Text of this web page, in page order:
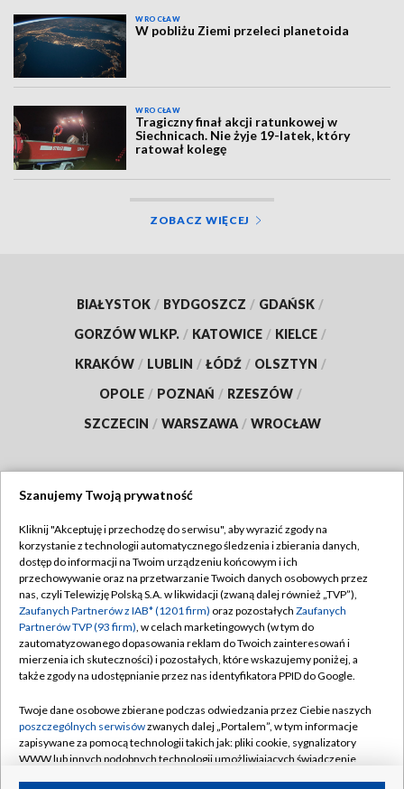
WROCŁAW
W pobliżu Ziemi przeleci planetoida
WROCŁAW
Tragiczny finał akcji ratunkowej w
Siechnicach. Nie żyje 19-latek, który
ratował kolegę
ZOBACZ WIĘCEJ
BIAŁYSTOK / BYDGOSZCZ / GDAŃSK /
GORZÓW WLKP. / KATOWICE / KIELCE /
KRAKÓW / LUBLIN / ŁÓDŹ / OLSZTYN /
OPOLE / POZNAŃ / RZESZÓW /
SZCZECIN / WARSZAWA / WROCŁAW
TVP
Abonament TVP
Emisja w TVP
Centrum informacji TVP
Naziemna Telewizja Cyfrowa
Rada Programowa
System NOS
Informacje o nadawcy
Regulamin TVP
Polityka prywatności
Moje zgody
Pomoc
Kontakt
Kanały
Szanujemy Twoją prywatność
Kliknij "Akceptuję i przechodzę do serwisu", aby wyrazić zgody na
korzystanie z technologii automatycznego śledzenia i zbierania danych,
dostęp do informacji na Twoim urządzeniu końcowym i ich
przechowywanie oraz na przetwarzanie Twoich danych osobowych przez
nas, czyli Telewizję Polską S.A. w likwidacji (zwaną dalej również „TVP”),
Zaufanych Partnerów z IAB* (1201 firm) oraz pozostałych Zaufanych
Partnerów TVP (93 firm), w celach marketingowych (w tym do
zautomatyzowanego dopasowania reklam do Twoich zainteresowań i
mierzenia ich skuteczności) i pozostałych, które wskazujemy poniżej, a
także zgody na udostępnianie przez nas identyfikatora PPID do Google.
Twoje dane osobowe zbierane podczas odwiedzania przez Ciebie naszych
poszczególnych serwisówzwanych dalej „Portalem”, w tym informacje
zapisywane za pomocą technologii takich jak: pliki cookie, sygnalizatory
WWW lub innych podobnych technologii umożliwiających świadczenie